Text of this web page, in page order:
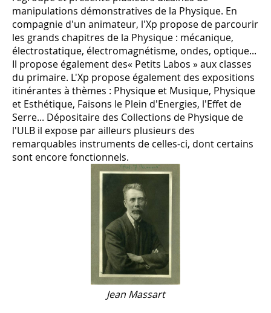
manipulations démonstratives de la Physique. En
compagnie d'un animateur, l'Xp propose de parcourir
les grands chapitres de la Physique : mécanique,
électrostatique, électromagnétisme, ondes, optique...
Il propose également des« Petits Labos » aux classes
du primaire. L'Xp propose également des expositions
itinérantes à thèmes : Physique et Musique, Physique
et Esthétique, Faisons le Plein d'Energies, l'Effet de
Serre... Dépositaire des Collections de Physique de
l'ULB il expose par ailleurs plusieurs des
remarquables instruments de celles-ci, dont certains
sont encore fonctionnels.
Jean Massart